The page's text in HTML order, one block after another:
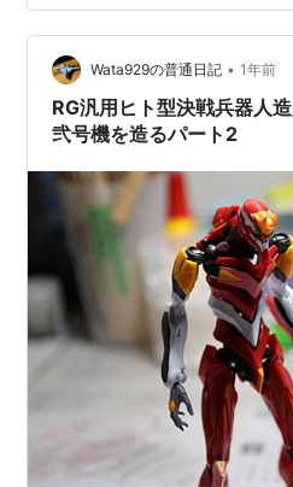
かります。
Wata929の普通日記 • 1年前
RG汎用ヒト型決戦兵器人
弐号機を造るパート2